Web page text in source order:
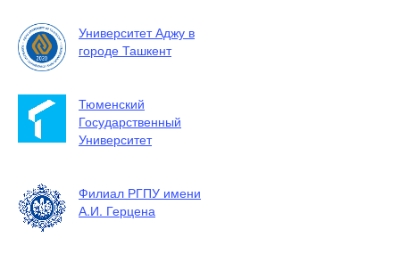
Университет Аджу в
городе Ташкент
Тюменский
Государственный
Университет
Филиал РГПУ имени
А.И. Герцена